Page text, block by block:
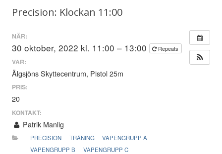
Precision: Klockan 11:00
NÄR:
30 oktober, 2022 kl. 11:00 – 13:00 Repeats
VAR:
Älgsjöns Skyttecentrum, Pistol 25m
PRIS:
20
KONTAKT:
Patrik Manlig
PRECISION TRÄNING
VAPENGRUPP A
VAPENGRUPP B
VAPENGRUPP C